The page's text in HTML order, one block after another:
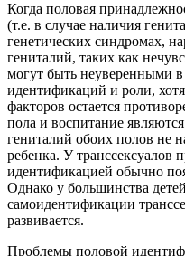
Когда половая
(т.е. в случае наличия
генетических синдромах,
гениталий, таких как
могут быть неуверенными
идентификаций и роли,
факторов остается
пола и воспитание
гениталий обоих полов не
ребенка. У транссексуалов
идентификацией обычно
Однако у большинства
самоидентификации
развивается.
Проблемы половой